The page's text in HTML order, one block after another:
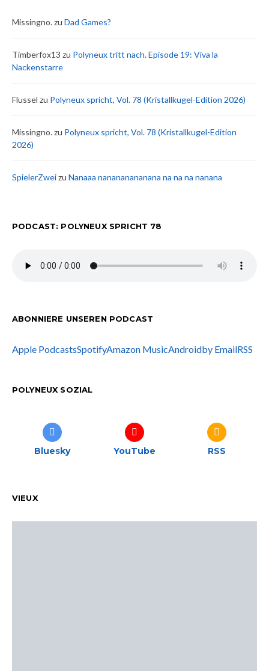
Missingno.zu Dad Games?
Timberfox13 zu Polyneux tritt nach. Episode 19: Viva la
Nackenstarre
Flussel zu Polyneux spricht, Vol. 78 (Kristallkugel-Edition 2026)
Missingno.zu Polyneux spricht, Vol. 78 (Kristallkugel-Edition
2026)
SpielerZweizu Nanaaa nanananananana na na na nanana
PODCAST: POLYNEUX SPRICHT 78
ABONNIERE UNSEREN PODCAST
Apple PodcastsSpotifyAmazon MusicAndroidby EmailRSS
POLYNEUX SOZIAL
Bluesky YouTube RSS
VIEUX